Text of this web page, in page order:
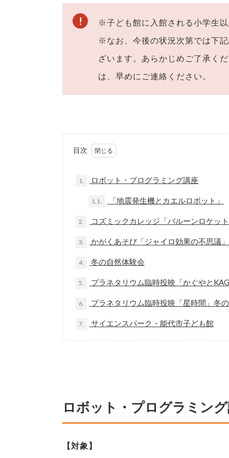
※子ども館に入館される小学生
※なお、今後の状況次第では下
ざいます。あらかじめご了承く
は、早めにご連絡ください。
目次
1. ロボット・プログラミング講座
1.1. 「地震発生機とカエルロボット」
2. コズミックカレッジ「バルーンロケッ
3. かがくあそび「ジャイロ効果の不思議
4. 冬の自然体験会
5. プラネタリウム臨時投映「かぐやと
6. プラネタリウム臨時投映「星時間」冬
7. サイエンスパーク・能代市子ども館
ロボット・プログラミン
【対象】